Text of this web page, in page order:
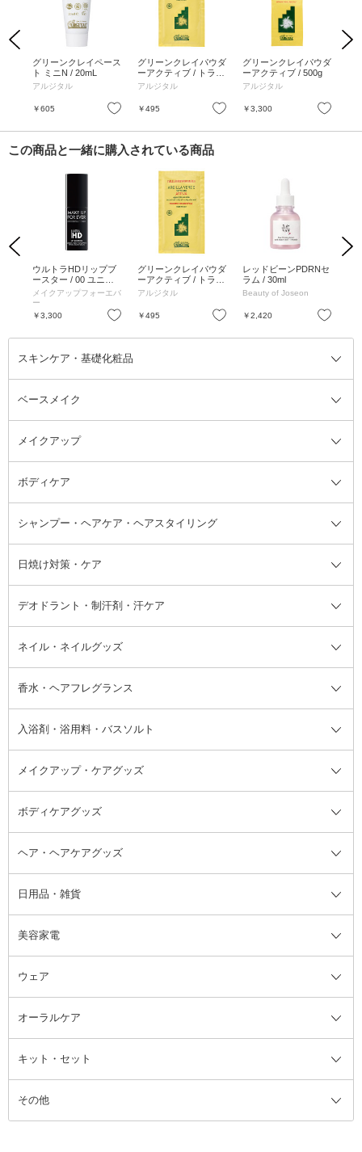
Previous
お気に入り
グリーンクレイペース
ト ミニN / 20mL
アルジタル
￥605 お気に入り
グリーンクレイパウダ
ーアクティブ / トライ
アルサイズ / 25g
アルジタル
￥495 お気に入り
グリーンクレイパウダ
ーアクティブ / 500g
アルジタル
￥3,300
Next
この商品と一緒に購入されている商品
Previous
お気に入り
ウルトラHDリップブ
ースター / 00 ユニバ
ーサル
メイクアップフォーエバ
ー
￥3,300
お気に入り
グリーンクレイパウダ
ーアクティブ / トライ
アルサイズ / 25g
アルジタル
￥495 お気に入り
レッドビーンPDRNセ
ラム / 30ml
Beauty of Joseon
￥2,420
Next
スキンケア・基礎化粧品
スキンケア・基礎化粧品全て
洗顔料
美容液
オールインワン化粧品 フェイスクリーム
フェイスオイル・バーム
ブースター・導入液
洗い流すパック・マスク
リップクリーム・リップケア
顔用マッサージ料
ベースメイク
ベースメイク全て
BBクリーム
コンシーラー ファンデーション
フェイスパウダー
メイクアップ
メイクアップ全て
まつげ美容液 つけまつげ
アイシャドウ
アイブロウ・眉マスカラ
チーク
ハイライト・シェーディング
ボディケア
ボディケア全て
ボディソープ・ハンドソープ・石
けん
ボディケア
レッグ・フットケア
バストケア
ネイルケア
脱毛・除毛ケア
シャンプー・ヘアケア・ヘアスタイリング
シャンプー・ヘアケア・ヘアスタ
イリング全て
洗い流さないトリートメント
ヘアスタイリング剤
頭皮ケア・育毛剤
その他シャンプー・ヘアケア・ヘ
アスタイリング
日焼け対策・ケア
日焼け対策・ケア全て
サンオイル・タンニング
その他日焼け対策・UVケア
デオドラント・制汗剤・汗ケア
デオドラント・制汗剤・汗ケア全
て
フット用デオドラント・制汗剤・
汗ケア
ネイル・ネイルグッズ
ネイル・ネイルグッズ全て
ジェルネイル
リムーバー・除光液
香水・ヘアフレグランス
香水・ヘアフレグランス全て
フレグランスミスト
その他香水・ヘアフレグランス
入浴剤・浴用料・バスソルト
入浴剤・浴用料・バスソルト全て
バスソルト
メイクアップ・ケアグッズ
メイクアップ・ケアグッズ全て
コットン・綿棒
洗顔グッズ
ブラシ・チップ
ツィザー・毛抜き
カミソリ
ファンデーション・パウダーケー
ス
ミラー・鏡
ボディケアグッズ
ボディケアグッズ全て
マッサージ・ボディケアグッズ
かかと・角質ケアグッズ
絆創膏
ヘア・ヘアケアグッズ
ヘア・ヘアケアグッズ全て
ヘアゴム
ヘアバンド
ヘッドマッサージブラシ
日用品・雑貨
日用品・雑貨全て
柔軟剤
ルームフレグランス・ディフュー
ザー
アロマキャンドル
消臭剤・芳香剤
美容家電
美容家電全て
ボディケア美容家電
その他美容家電
ウェア
ウェア全て
レッグウェア
オーラルケア
オーラルケア全て
歯ブラシ
キット・セット
キット・セット全て
その他